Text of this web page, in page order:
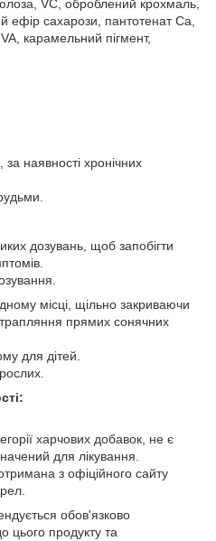
VC, оброблений крохмаль,
ефір сахарози, пантотенат Ca,
карамельний пігмент,
наявності хронічних
дозувань, щоб запобігти
місці, щільно закриваючи
прямих сонячних
для дітей.
харчових добавок, не є
для лікування.
з офіційного сайту
обов'язково
цього продукту та